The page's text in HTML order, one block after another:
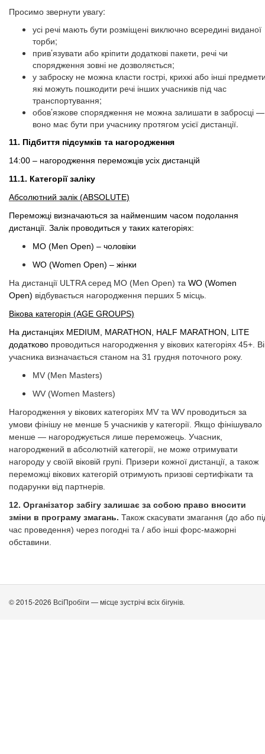
Просимо звернути увагу:
усі речі мають бути розміщені виключно всередині виданої
торби;
прив’язувати або кріпити додаткові пакети, речі чи
спорядження зовні не дозволяється;
у заброску не можна класти гострі, крихкі або інші
які можуть пошкодити речі інших учасників під час
транспортування;
обов’язкове спорядження не можна залишати в забросці —
воно має бути при учаснику протягом усієї дистанції.
11. Підбиття підсумків та нагородження
14:00 – нагородження переможців усіх дистанцій
11.1. Категорії заліку
Абсолютний залік (ABSOLUTE)
Переможці визначаються за найменшим часом подолання
дистанції. Залік проводиться у таких категоріях:
MO (Men Open) – чоловіки
WO (Women Open) – жінки
На дистанції ULTRA серед MO (Men Open) та WO (Women
Open) відбувається нагородження перших 5 місць.
Вікова категорія (AGE GROUPS)
На дистанціях MEDIUM, MARATHON, HALF MARATHON, LITE
додатково п​​​​​​​роводиться нагородження у вікових категоріях 45+.
учасника визначається станом на 31 грудня поточного року.
MV (Men Masters)
WV (Women Masters)
Нагородження у вікових категоріях MV та WV проводиться за
умови фінішу не менше 5 учасників у категорії. Якщо фінішувало
менше — нагороджується лише переможець. Учасник,
нагороджений в абсолютній категорії, не може отримувати
нагороду у своїй віковій групі. Призери кожної дистанції, а також
переможці вікових категорій отримують призові сертифікати та
подарунки від партнерів.
12. Організатор забігу залишає за собою право вносити
зміни в програму змагань. Також скасувати змагання (до або
час проведення) через погодні та / або інші форс-мажорні
обставини.
© 2015-2026 ВсіПробіги — місце зустрічі всіх бігунів.